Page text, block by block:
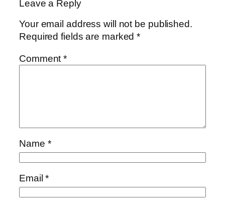
Leave a Reply
Your email address will not be published.
Required fields are marked*
Comment*
Name *
Email*